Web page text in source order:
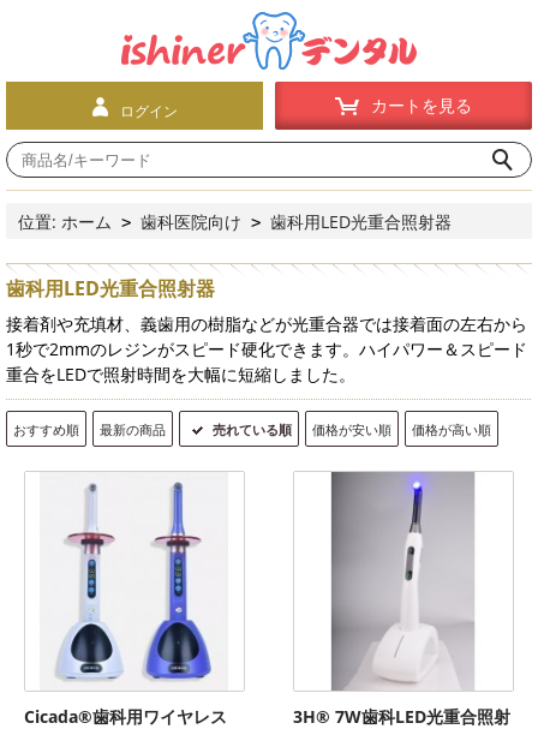
ログイン カートを見る
位置: ホーム > 歯科医院向け > 歯科用LED光重合照射器
歯科用LED光重合照射器
接着剤や充填材、義歯用の樹脂などが光重合器では接着面の左右から
1秒で2mmのレジンがスピード硬化できます。ハイパワー＆スピード
重合をLEDで照射時間を大幅に短縮しました。
おすすめ順 最新の商品 売れている順 価格が安い順 価格が高い順
Cicada®歯科用ワイヤレス
3H® 7W歯科LED光重合照射